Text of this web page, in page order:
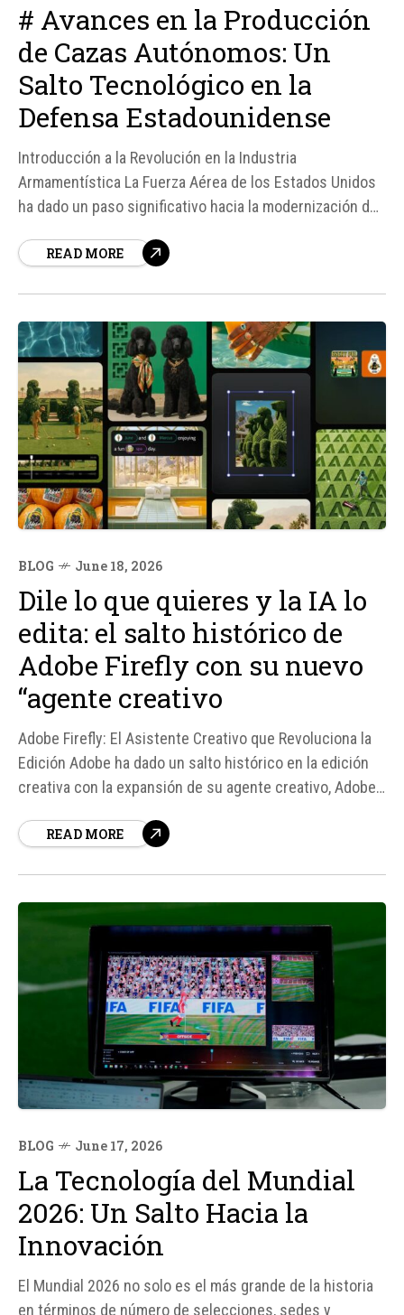
# Avances en la Producción
de Cazas Autónomos: Un
Salto Tecnológico en la
Defensa Estadounidense
Introducción a la Revolución en la Industria
Armamentística La Fuerza Aérea de los Estados Unidos
ha dado un paso significativo hacia la modernización de
cazas de combate autónomos sin piloto. Este desarrollo
READ MORE
BLOG June 18, 2026
Dile lo que quieres y la IA lo
edita: el salto histórico de
Adobe Firefly con su nuevo
“agente creativo
Adobe Firefly: El Asistente Creativo que Revoluciona la
Edición Adobe ha dado un salto histórico en la edición
creativa con la expansión de su agente creativo, Adobe
Creative Cloud. Este asistente permite a los creadores
READ MORE
BLOG June 17, 2026
La Tecnología del Mundial
2026: Un Salto Hacia la
Innovación
El Mundial 2026 no solo es el más grande de la historia
en términos de número de selecciones, sedes y